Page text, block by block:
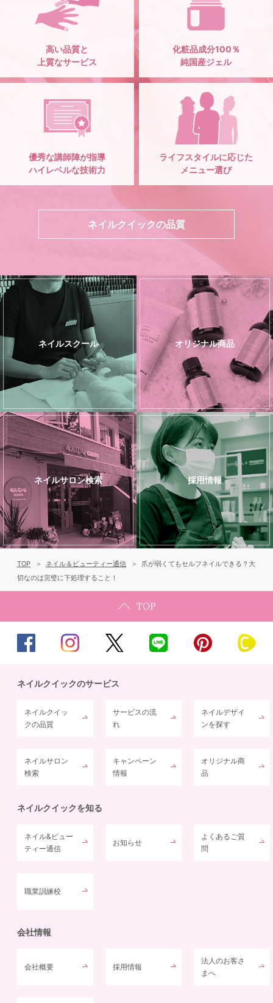
高い品質と
上質なサービス
化粧品成分100％
純国産ジェル
優秀な講師陣が指導
ハイレベルな技術力
ライフスタイルに応じた
メニュー選び
ネイルクイックの品質
ネイルスクール オリジナル商品
ネイルサロン検索 採用情報
TOP ネイル＆ビューティー通信
爪が弱くてもセルフネイルできる？大
切なのは完璧に下処理すること！
ネイルクイックのサービス
ネイルクイッ
クの品質
サービスの流
れ
ネイルデザイ
ンを探す
ネイルサロン
検索
キャンペーン
情報
オリジナル商
品
ネイルクイックを知る
ネイル&ビュー
ティー通信
お知らせ
よくあるご質
問
職業訓練校
会社情報
会社概要 採用情報
法人のお客さ
まへ